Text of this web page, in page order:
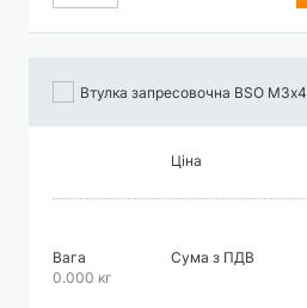
Втулка запресовочна BSO М3х4
Ціна
Вага
0.000 кг
Сума з ПДВ